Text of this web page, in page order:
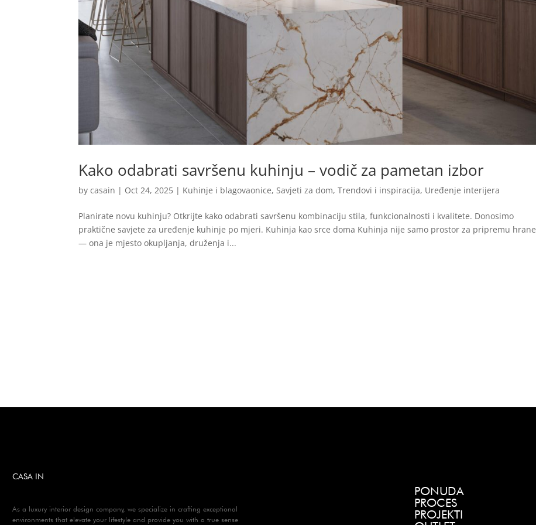
Kako odabrati savršenu kuhinju – vodič za pametan izbor
bycasain | Oct 24, 2025 | Kuhinje i blagovaonice,Savjeti za dom,Trendovi i inspiracija, Uređenje interijera
Planirate novu kuhinju? Otkrijte kako odabrati savršenu kombinaciju stila, funkcionalnosti i kvalitete. Donosimo
praktične savjete za uređenje kuhinje po mjeri. Kuhinja kao srce doma Kuhinja nije samo prostor za pripremu hrane
— ona je mjesto okupljanja, druženja i...
CASA IN
As a luxury interior design company, we specialize in crafting exceptional
environments that elevate your lifestyle and provide you with a true sense
PONUDA
PROCES
PROJEKTI